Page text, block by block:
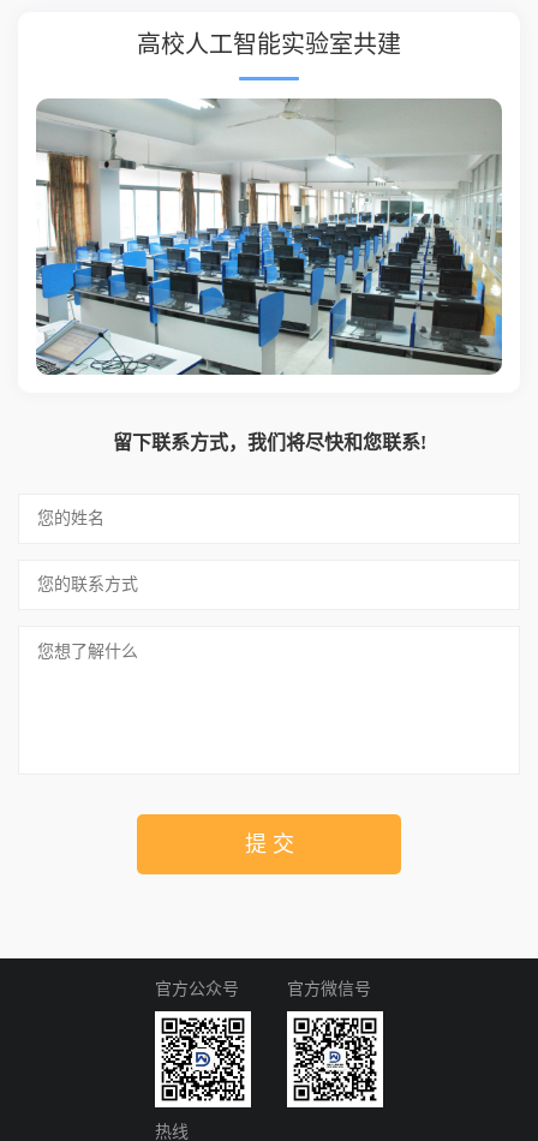
高校人工智能学科共建
留下联系方式，我们将尽快和您联系!
提 交
官方公众号 官方微信号
热线